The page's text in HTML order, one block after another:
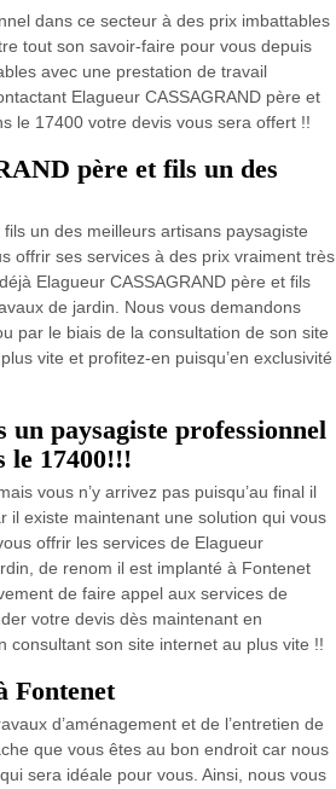
dans ce secteur à des prix imbattables
tout son savoir-faire pour vous depuis
avec une prestation de travail
Elagueur CASSAGRAND père et
le 17400 votre devis vous sera offert !!
père et fils un des
un des meilleurs artisans paysagiste
offrir ses services à des prix vraiment très
Elagueur CASSAGRAND père et fils
de jardin. Nous vous demandons
par le biais de la consultation de son site
vite et profitez-en puisqu’en exclusivité
paysagiste professionnel
le 17400!!!
vous n’y arrivez pas puisqu’au final il
il existe maintenant une solution qui vous
offrir les services de Elagueur
de renom il est implanté à Fontenet
de faire appel aux services de
votre devis dès maintenant en
consultant son site internet au plus vite !!
Fontenet
d’aménagement et de l’entretien de
que vous êtes au bon endroit car nous
sera idéale pour vous. Ainsi, nous vous